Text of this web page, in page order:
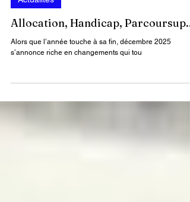
MANAA Norredine 🔶 Journaliste
26 nov. 2025
2 min de lecture
Actualités
Alors que l’année touche à sa fin, décembre 2025